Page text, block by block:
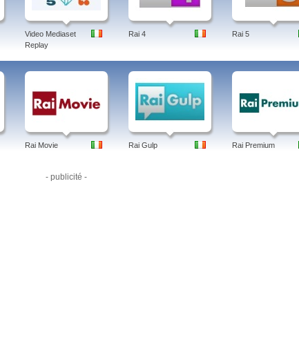
in esclusiva su Sky a causa della chiusura di RaiSat Ragazzi. Dal 2009,
e in streaming, e nel 2010 passa sotto la direzione di Rai Ragazzi, che
Video Mediaset
Replay
Rai 4 Rai 5
Rai Movie Rai Gulp Rai Premium
- publicité -